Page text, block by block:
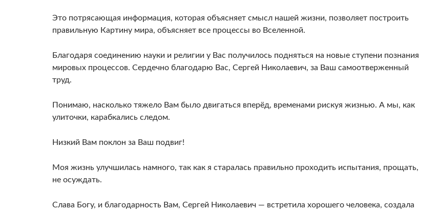
Это потрясающая информация, которая объясняет смысл нашей жизни, позволяет построить
правильную Картину мира, объясняет все процессы во Вселенной.
Благодаря соединению науки и религии у Вас получилось подняться на новые ступени познания
мировых процессов. Сердечно благодарю Вас, Сергей Николаевич, за Ваш самоотверженный
труд.
Понимаю, насколько тяжело Вам было двигаться вперёд, временами рискуя жизнью. А мы, как
улиточки, карабкались следом.
Низкий Вам поклон за Ваш подвиг!
Моя жизнь улучшилась намного, так как я старалась правильно проходить испытания, прощать,
не осуждать.
Слава Богу, и благодарность Вам, Сергей Николаевич — встретила хорошего человека, создала